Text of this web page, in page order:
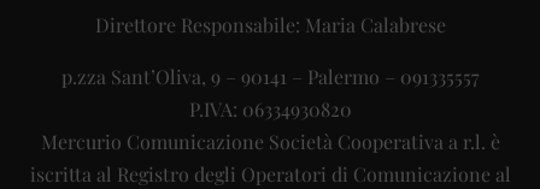
Direttore Responsabile: Maria Calabrese
p.zza Sant’Oliva, 9 – 90141 – Palermo – 091335557
P.IVA: 06334930820
Mercurio Comunicazione Società Cooperativa a r.l. è
iscritta al Registro degli Operatori di Comunicazione al